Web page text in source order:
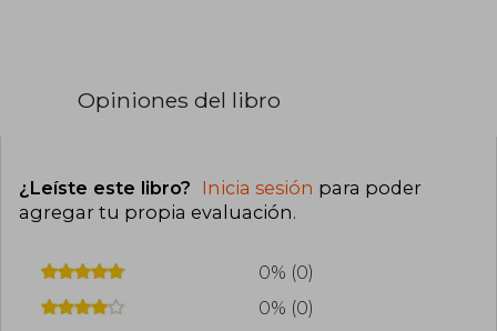
Opiniones del libro
¿Leíste este libro? Inicia sesión para poder
agregar tu propia evaluación.
0% (0)
0% (0)